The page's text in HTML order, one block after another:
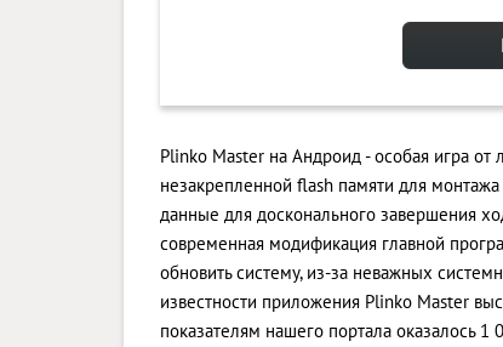
Plinko Master на Андроид - особая игра от
незакрепленной flash памяти для
данные для досконального завершения
современная модификация главной
обновить систему, из-за неважных
известности приложения Plinko Master
показателям нашего портала оказалось